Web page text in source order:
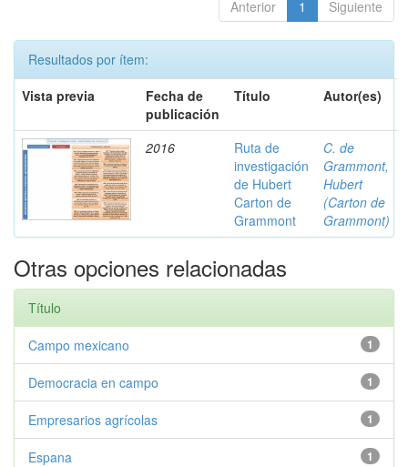
Anterior 1 Siguiente
Resultados por ítem:
Vista previa
Fecha de
publicación
Título Autor(es)
2016
Ruta de
investigación
de Hubert
Carton de
Grammont
C. de
Grammont,
Hubert
(Carton de
Grammont)
Otras opciones relacionadas
Título
1
Campo mexicano
1
Democracia en campo
1
Empresarios agrícolas
1
Espana